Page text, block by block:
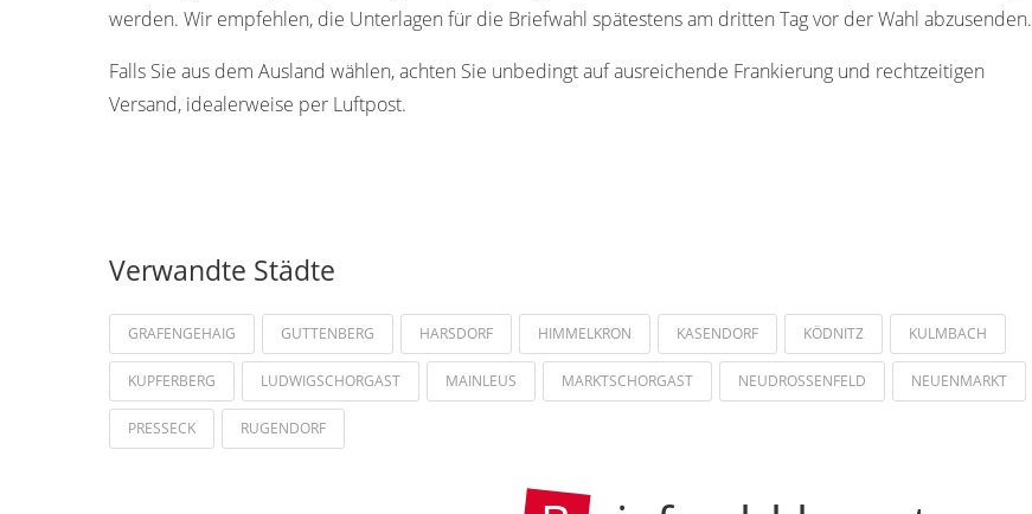
werden. Wir empfehlen, die Unterlagen für die Briefwahl spätestens am dritten Tag vor der Wahl abzusenden.
Falls Sie aus dem Ausland wählen, achten Sie unbedingt auf ausreichende Frankierung und rechtzeitigen
Versand, idealerweise per Luftpost.
Verwandte Städte
GRAFENGEHAIG GUTTENBERG HARSDORF HIMMELKRON KASENDORF KÖDNITZ KULMBACH
KUPFERBERG LUDWIGSCHORGAST MAINLEUS MARKTSCHORGAST NEUDROSSENFELD NEUENMARKT
PRESSECK RUGENDORF